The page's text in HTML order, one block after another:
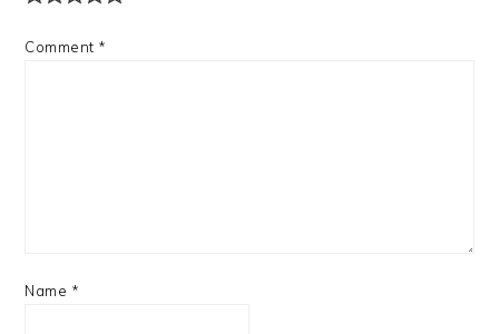
Comment *
Name *